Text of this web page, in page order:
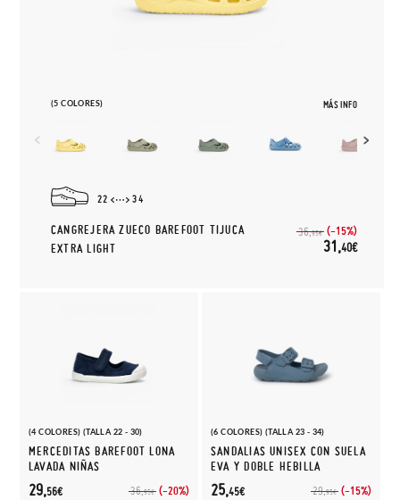
(5 COLORES) MÁS INFO
22 34
CANGREJERA ZUECO BAREFOOT TIJUCA
EXTRA LIGHT
36,95€ (-15%)
31,40€
(4 COLORES) (TALLA 22 - 30)
MERCEDITAS BAREFOOT LONA
LAVADA NIÑAS
36,95€ (-20%)
29,56€
(6 COLORES) (TALLA 23 - 34)
SANDALIAS UNISEX CON SUELA
EVA Y DOBLE HEBILLA
29,95€ (-15%)
25,45€